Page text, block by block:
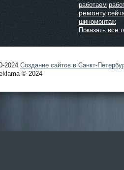
работаем
ремонту
шиномонтаж
Показать все
2024 Создание сайтов в Санкт-
© 2024